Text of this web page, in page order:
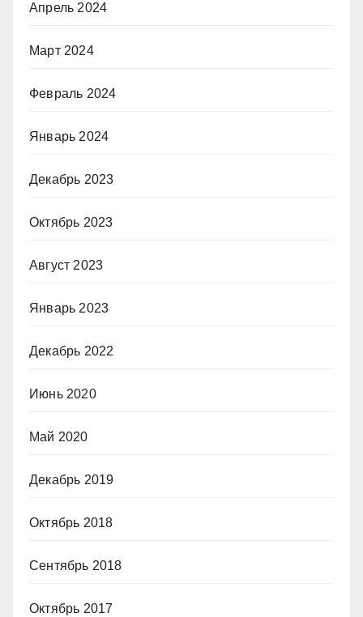
Апрель 2024
Март 2024
Февраль 2024
Январь 2024
Декабрь 2023
Октябрь 2023
Август 2023
Январь 2023
Декабрь 2022
Июнь 2020
Май 2020
Декабрь 2019
Октябрь 2018
Сентябрь 2018
Октябрь 2017